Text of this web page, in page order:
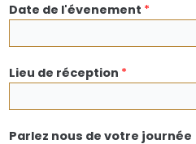
Date de l'évenement *
Lieu de réception *
Parlez nous de votre journée